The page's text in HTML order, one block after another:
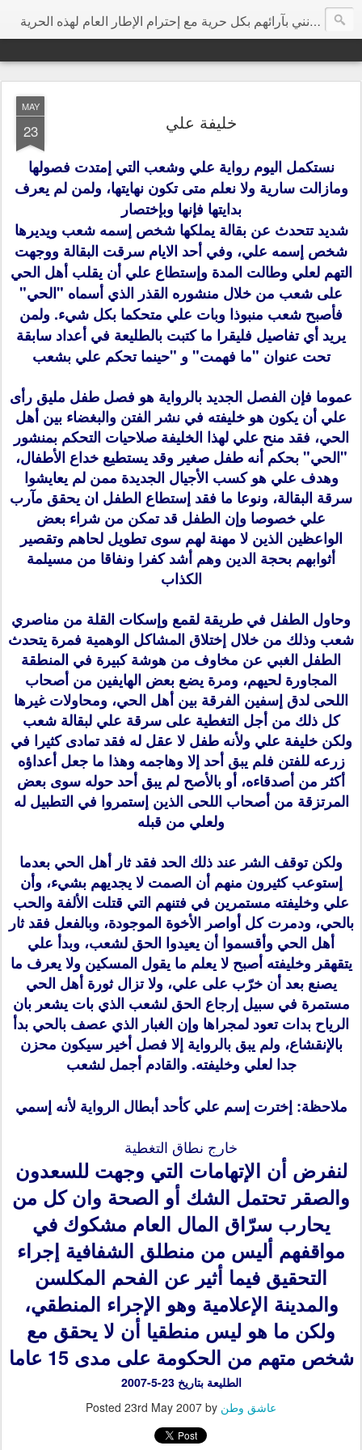
هي مساحة إرتأيت أن تكون مخصصة للتعبير عن الرأي بحرية مطلقة ودون تجريح شخصي، وأتمنى من كل الزوار الكرام أن يفيدونني بآرائهم بكل حرية مع إحترام الإطار العام لهذه الحرية
MAY
23 خليفة علي
نستكمل اليوم رواية علي وشعب التي إمتدت فصولها
ومازالت سارية ولا نعلم متى تكون نهايتها، ولمن لم يعرف
بدايتها فإنها وبإختصار
شديد تتحدث عن بقالة يملكها شخص إسمه شعب ويديرها
شخص إسمه علي، وفي أحد الايام سرقت البقالة ووجهت
التهم لعلي وطالت المدة وإستطاع علي أن يقلب أهل الحي
على شعب من خلال منشوره القذر الذي أسماه "الحي"
فأصبح شعب منبوذا وبات علي متحكما بكل شيء. ولمن
يريد أي تفاصيل فليقرا ما كتبت بالطليعة في أعداد سابقة
تحت عنوان "ما فهمت" و "حينما تحكم علي بشعب
عموما فإن الفصل الجديد بالرواية هو فصل طفل مليق رأى
علي أن يكون هو خليفته في نشر الفتن والبغضاء بين أهل
الحي، فقد منح علي لهذا الخليفة صلاحيات التحكم بمنشور
"الحي" بحكم أنه طفل صغير وقد يستطيع خداع الأطفال،
وهدف علي هو كسب الأجيال الجديدة ممن لم يعايشوا
سرقة البقالة، ونوعا ما فقد إستطاع الطفل ان يحقق مآرب
علي خصوصا وإن الطفل قد تمكن من شراء بعض
الواعظين الذين لا مهنة لهم سوى تطويل لحاهم وتقصير
أثوابهم بحجة الدين وهم أشد كفرا ونفاقا من مسيلمة
الكذاب
وحاول الطفل في طريقة لقمع وإسكات القلة من مناصري
شعب وذلك من خلال إختلاق المشاكل الوهمية فمرة يتحدث
الطفل الغبي عن مخاوف من هوشة كبيرة في المنطقة
المجاورة لحيهم، ومرة يضع بعض الهايفين من أصحاب
اللحى لدق إسفين الفرقة بين أهل الحي، ومحاولات غيرها
كل ذلك من أجل التغطية على سرقة علي لبقالة شعب
ولكن خليفة علي ولأنه طفل لا عقل له فقد تمادى كثيرا في
زرعه للفتن فلم يبق أحد إلا وهاجمه وهذا ما جعل أعداؤه
أكثر من أصدقاءه، أو بالأصح لم يبق أحد حوله سوى بعض
المرتزقة من أصحاب اللحى الذين إستمروا في التطبيل له
ولعلي من قبله
ولكن توقف الشر عند ذلك الحد فقد ثار أهل الحي بعدما
إستوعب كثيرون منهم أن الصمت لا يجديهم بشيء، وأن
علي وخليفته مستمرين في فتنهم التي قتلت الألفة والحب
بالحي، ودمرت كل أواصر الأخوة الموجودة، وبالفعل فقد ثار
أهل الحي وأقسموا أن يعيدوا الحق لشعب، وبدأ علي
يتقهقر وخليفته أصبح لا يعلم ما يقول المسكين ولا يعرف ما
يصنع بعد أن خرّب على علي، ولا تزال ثورة أهل الحي
مستمرة في سبيل إرجاع الحق لشعب الذي بات يشعر بان
الرياح بدات تعود لمجراها وإن الغبار الذي عصف بالحي بدأ
بالإنقشاع، ولم يبق بالرواية إلا فصل أخير سيكون محزن
جدا لعلي وخليفته. والقادم أجمل لشعب
ملاحظة: إخترت إسم علي كأحد أبطال الرواية لأنه إسمي
خارج نطاق التغطية
لنفرض أن الإتهامات التي وجهت للسعدون
والصقر تحتمل الشك أو الصحة وان كل من
يحارب سرّاق المال العام مشكوك في
مواقفهم أليس من منطلق الشفافية إجراء
التحقيق فيما أثير عن الفحم المكلسن
والمدينة الإعلامية وهو الإجراء المنطقي،
ولكن ما هو ليس منطقيا أن لا يحقق مع
شخص متهم من الحكومة على مدى 15 عاما
الطليعة بتاريخ 23-5-2007
Posted 23rd May 2007 by عاشق وطن